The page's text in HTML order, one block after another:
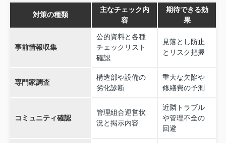
対策の種類
主なチェック内
容
期待できる効
果
事前情報収集
公的資料と各種
チェックリスト
確認
見落とし防止
とリスク把握
専門家調査
構造部や設備の
劣化診断
重大な欠陥や
修繕費の予測
コミュニティ確認
管理組合運営状
況と掲示内容
近隣トラブル
や管理不全の
回避